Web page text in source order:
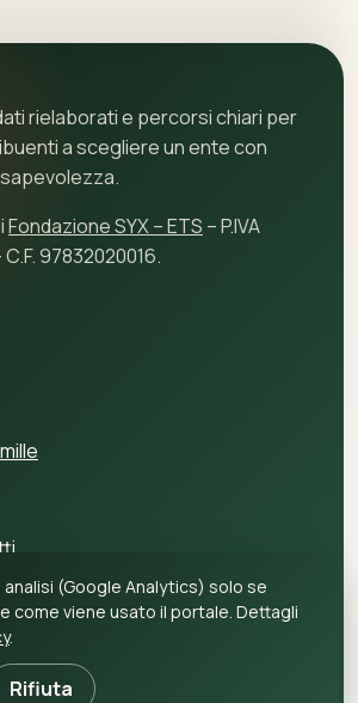
rielaborati e percorsi chiari per
a scegliere un ente con
Fondazione SYX – ETS – P.IVA
97832020016.
(Google Analytics) solo se
come viene usato il portale. Dettagli
.
Rifiuta